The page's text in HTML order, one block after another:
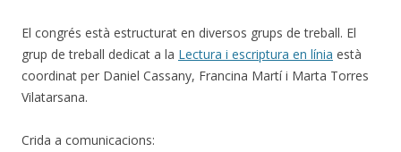
El congrés està estructurat en diversos grups de treball. El
grup de treball dedicat a la Lectura i escriptura en línia està
coordinat per Daniel Cassany, Francina Martí i Marta Torres
Vilatarsana.
Crida a comunicacions: